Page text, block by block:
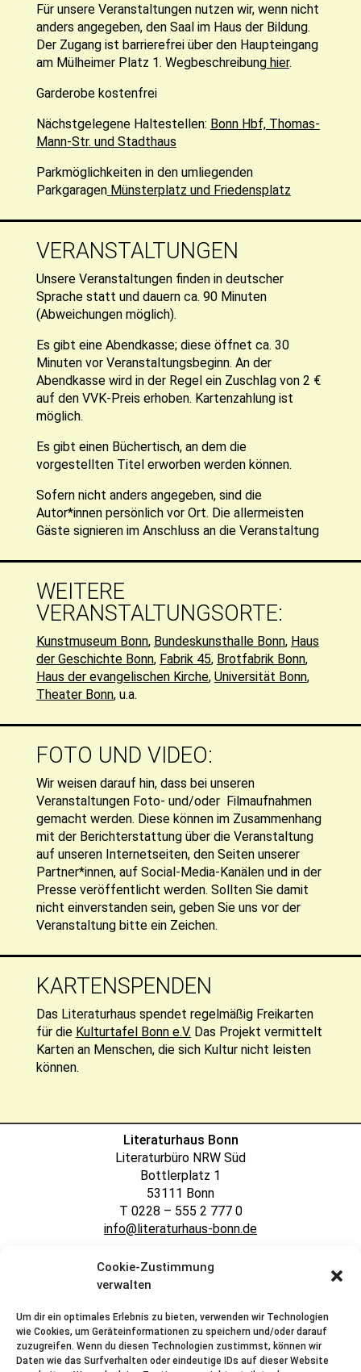
Cookie-Zustimmung
verwalten
Um dir ein optimales Erlebnis zu bieten, verwenden wir Technologien
wie Cookies, um Geräteinformationen zu speichern und/oder darauf
zuzugreifen. Wenn du diesen Technologien zustimmst, können wir
Daten wie das Surfverhalten oder eindeutige IDs auf dieser Website
Für unsere Veranstaltungen nutzen wir, wenn nicht
anders angegeben, den Saal im Haus der Bildung.
Der Zugang ist barrierefrei über den Haupteingang
am Mülheimer Platz 1. Wegbeschreibunghier.
Garderobe kostenfrei
Nächstgelegene Haltestellen: Bonn Hbf, Thomas-
Mann-Str. und Stadthaus
Parkmöglichkeiten in den umliegenden
ParkgaragenMünsterplatz und Friedensplatz
VERANSTALTUNGEN
Unsere Veranstaltungen finden in deutscher
Sprache statt und dauern ca. 90 Minuten
(Abweichungen möglich).
Es gibt eine Abendkasse; diese öffnet ca. 30
Minuten vor Veranstaltungsbeginn. An der
Abendkasse wird in der Regel ein Zuschlag von 2 €
auf den VVK-Preis erhoben. Kartenzahlung ist
möglich.
Es gibt einen Büchertisch, an dem die
vorgestellten Titel erworben werden können.
Sofern nicht anders angegeben, sind die
Autor*innen persönlich vor Ort. Die allermeisten
Gäste signieren im Anschluss an die Veranstaltung
WEITERE
VERANSTALTUNGSORTE:
Kunstmuseum Bonn, Bundeskunsthalle Bonn, Haus
der Geschichte Bonn, Fabrik 45, Brotfabrik Bonn,
Haus der evangelischen Kirche, Universität Bonn,
Theater Bonn, u.a.
FOTO UND VIDEO:
Wir weisen darauf hin, dass bei unseren
Veranstaltungen Foto- und/oder Filmaufnahmen
gemacht werden. Diese können im Zusammenhang
mit der Berichterstattung über die Veranstaltung
auf unseren Internetseiten, den Seiten unserer
Partner*innen, auf Social-Media-Kanälen und in der
Presse veröffentlicht werden. Sollten Sie damit
nicht einverstanden sein, geben Sie uns vor der
Veranstaltung bitte ein Zeichen.
KARTENSPENDEN
Das Literaturhaus spendet regelmäßig Freikarten
für die Kulturtafel Bonn e.V. Das Projekt vermittelt
Karten an Menschen, die sich Kultur nicht leisten
können.
Literaturhaus Bonn
Literaturbüro NRW Süd
Bottlerplatz 1
53111 Bonn
T 0228 – 555 2 777 0
info@literaturhaus-bonn.de
IMPRESSUM DATENSCHUTZ